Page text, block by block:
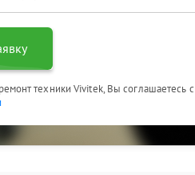
техники Vivitek, Вы соглашаетесь с